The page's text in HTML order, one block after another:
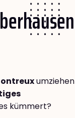
umziehen
kümmert?